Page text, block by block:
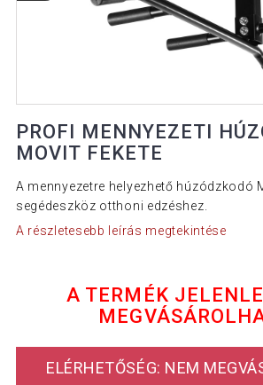
PROFI MENNYEZETI
MOVIT FEKETE
A mennyezetre helyezhető húzódzkodó
segédeszköz otthoni edzéshez.
A részletesebb leírás megtekintése
A TERMÉK
ELÉRHETŐSÉG: NEM